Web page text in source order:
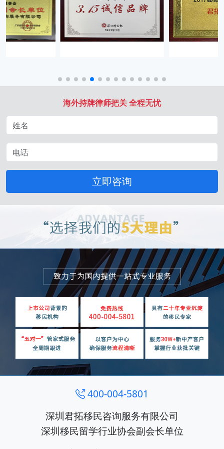
海外持牌律师把关 全程无忧
立即咨询
400-004-5801
深圳君拓移民咨询服务有限公司
深圳移民留学行业协会副会长单位